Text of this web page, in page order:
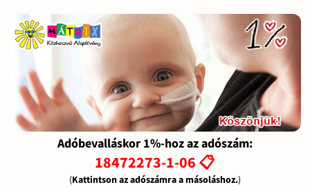
Adóbevalláskor 1%-hoz az adószám:
18472273-1-06 📋
(Kattintson az adószámra a másoláshoz.)